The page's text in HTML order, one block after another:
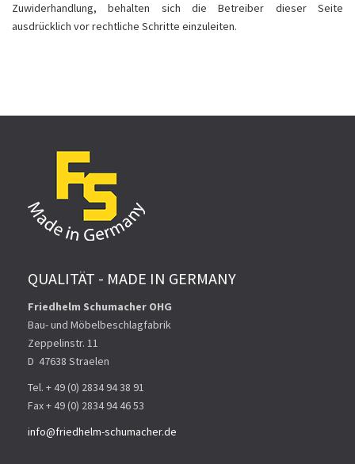
Zuwiderhandlung, behalten sich die Betreiber dieser Seite
ausdrücklich vor rechtliche Schritte einzuleiten.
QUALITÄT - MADE IN GERMANY
Friedhelm Schumacher OHG
Bau- und Möbelbeschlagfabrik
Zeppelinstr. 11
D ­ 47638 Straelen
Tel. + 49 (0) 2834 94 38 91
Fax + 49 (0) 2834 94 46 53
info@friedhelm-schumacher.de